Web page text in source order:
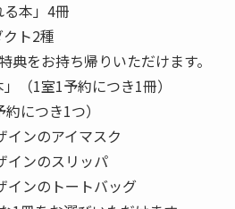
本」4冊
ト2種
をお持ち帰りいただけます。
（1室1予約につき1冊）
につき1つ）
ンのアイマスク
ンのスリッパ
ンのトートバッグ